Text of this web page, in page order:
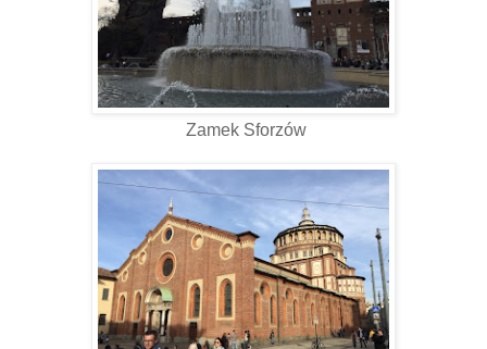
Zamek Sforzów